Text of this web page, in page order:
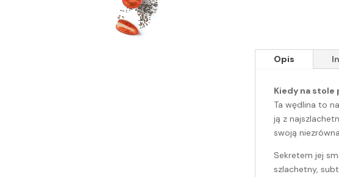
Opis
Kiedy na stole
Ta wędlina to
ją z
swoją
Sekretem jej
szlachetny,